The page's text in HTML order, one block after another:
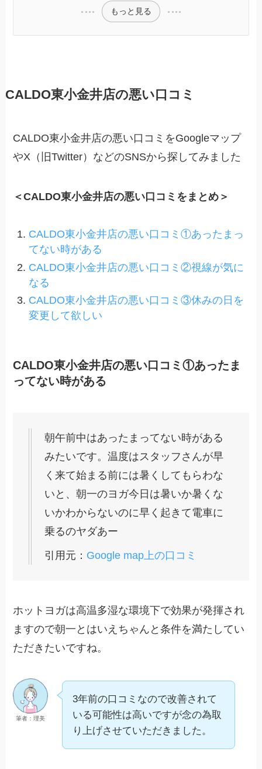
もっと見る
CALDO東小金井店の悪い口コミ
CALDO東小金井店の悪い口コミをGoogleマップ
やX（旧Twitter）などのSNSから探してみました
＜CALDO東小金井店の悪い口コミをまとめ＞
CALDO東小金井店の悪い口コミ①あったまっ
てない時がある
CALDO東小金井店の悪い口コミ②視線が気に
なる
CALDO東小金井店の悪い口コミ③休みの日を
変更して欲しい
CALDO東小金井店の悪い口コミ①あったま
ってない時がある
朝午前中はあったまってない時がある
みたいです。温度はスタッフさんが早
く来て始まる前には暑くしてもらわな
いと、朝一のヨガ今日は暑いか暑くな
いかわからないのに早く起きて電車に
乗るのヤダあー
引用元： Google map上の口コミ
ホットヨガは高温多湿な環境下で効果が発揮され
ますので朝一とはいえちゃんと条件を満たしてい
ただきたいですね。
筆者：理美
3年前の口コミなので改善されて
いる可能性は高いですが念の為取
り上げさせていただきました。